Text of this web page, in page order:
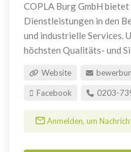
COPLA Burg GmbH
Dienstleistungen in den
und industrielle Services.
höchsten Qualitäts- und
Website
Facebook 0203-
Anmelden, um